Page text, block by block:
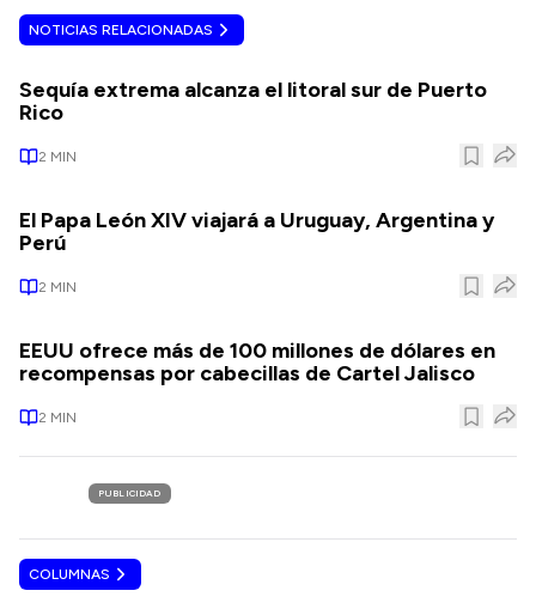
NOTICIAS RELACIONADAS
Sequía extrema alcanza el litoral sur de Puerto
Rico
2 MIN
El Papa León XIV viajará a Uruguay, Argentina y
Perú
2 MIN
EEUU ofrece más de 100 millones de dólares en
recompensas por cabecillas de Cartel Jalisco
2 MIN
PUBLICIDAD
COLUMNAS